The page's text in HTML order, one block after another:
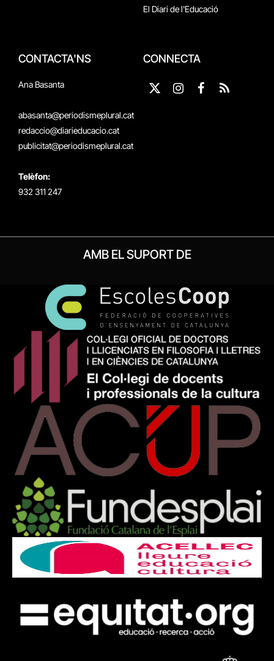
El Diari de l'Educació
CONTACTA'NS
Ana Basanta
abasanta@periodismeplural.cat
redaccio@diarieducacio.cat
publicitat@periodismeplural.cat
Telèfon:
932 311 247
CONNECTA
X
Instagram
Facebook
RSS
AMB EL SUPORT DE